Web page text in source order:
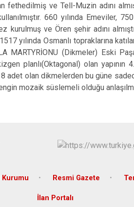
Harran
Hilvan
fethedilmiş ve Tell-Muzin adını
660 yılında Emeviler,
kurulmuş ve Ören şehir adını
yılında Osmanlı topraklarına
(Dikmeler) Eski
planlı(Oktagonal) olan
adet olan dikmelerden bu güne
mozaik süslemeli olduğu
Kurumu Resmi Gazete
İlan Portalı